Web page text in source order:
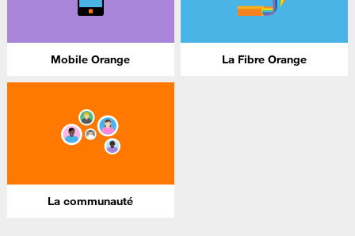
Mobile Orange La Fibre Orange
La communauté